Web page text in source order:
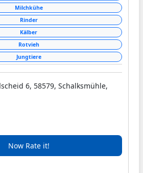
Milchkühe
Rinder
Kälber
Rotvieh
Jungtiere
6, 58579, Schalksmühle,
Now Rate it!